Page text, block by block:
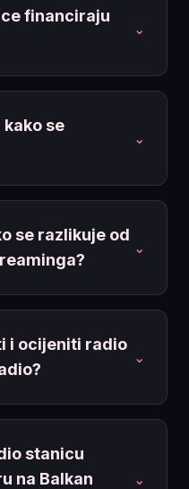
financiraju
⌄
kako se
⌄
se razlikuje od
⌄
i ocijeniti radio
⌄
stanicu
na Balkan
⌄